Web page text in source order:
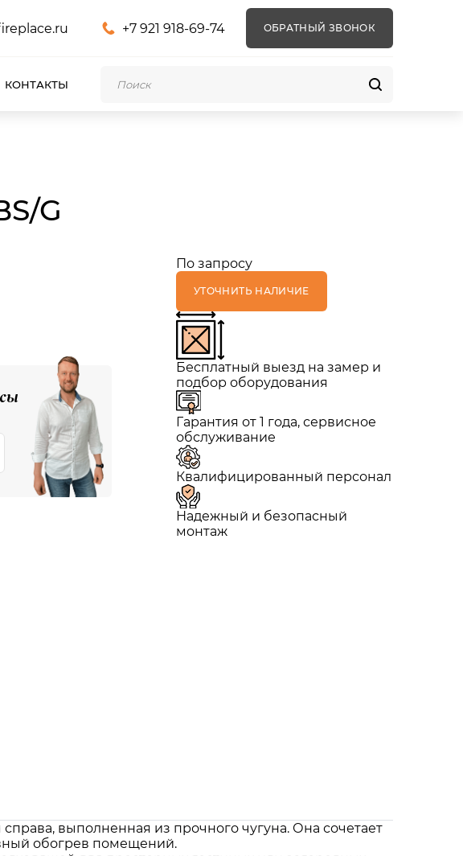
+7 921 918-69-74 ОБРАТНЫЙ ЗВОНОК
КОНТАКТЫ
G
По запросу
УТОЧНИТЬ НАЛИЧИЕ
Бесплатный выезд на замер и
подбор оборудования
Гарантия от 1 года, сервисное
обслуживание
Квалифицированный персонал
Надежный и безопасный
монтаж
выполненная из прочного чугуна. Она сочетает
обогрев помещений.